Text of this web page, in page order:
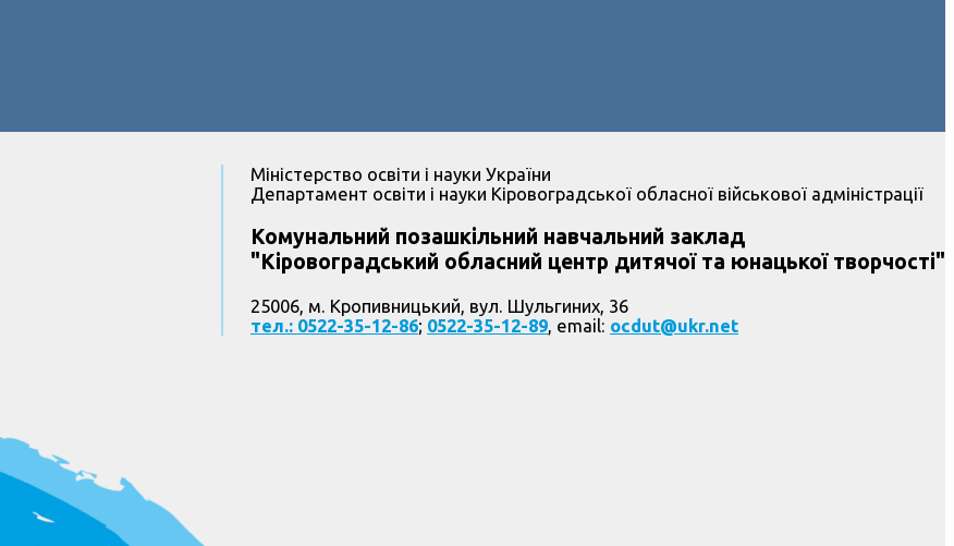
Міністерство освіти і науки України
Департамент освіти і науки Кіровоградської обласної військової адміністрації
Комунальний позашкільний навчальний заклад
"Кіровоградський обласний центр дитячої та юнацької творчості"
25006, м. Кропивницький, вул. Шульгиних, 36
тел.: 0522-35-12-86; 0522-35-12-89, email: ocdut@ukr.net